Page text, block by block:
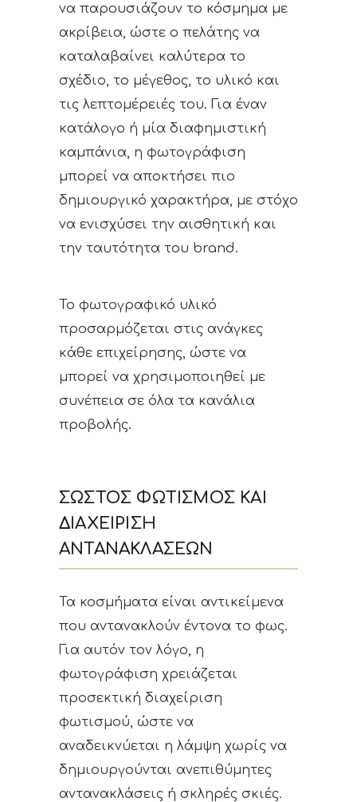
να παρουσιάζουν το κόσμημα με
ακρίβεια, ώστε ο πελάτης να
καταλαβαίνει καλύτερα το
σχέδιο, το μέγεθος, το υλικό και
τις λεπτομέρειές του. Για έναν
κατάλογο ή μία διαφημιστική
καμπάνια, η φωτογράφιση
μπορεί να αποκτήσει πιο
δημιουργικό χαρακτήρα, με στόχο
να ενισχύσει την αισθητική και
την ταυτότητα του brand.
Το φωτογραφικό υλικό
προσαρμόζεται στις ανάγκες
κάθε επιχείρησης, ώστε να
μπορεί να χρησιμοποιηθεί με
συνέπεια σε όλα τα κανάλια
προβολής.
ΣΩΣΤΌΣ ΦΩΤΙΣΜΌΣ ΚΑΙ
ΔΙΑΧΕΊΡΙΣΗ
ΑΝΤΑΝΑΚΛΆΣΕΩΝ
Τα κοσμήματα είναι αντικείμενα
που αντανακλούν έντονα το φως.
Για αυτόν τον λόγο, η
φωτογράφιση χρειάζεται
προσεκτική διαχείριση
φωτισμού, ώστε να
αναδεικνύεται η λάμψη χωρίς να
δημιουργούνται ανεπιθύμητες
αντανακλάσεις ή σκληρές σκιές.